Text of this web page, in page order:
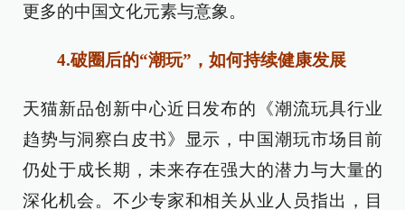
更多的中国文化元素与意象。
4.破圈后的“潮玩”，如何持续健康发展
天猫新品创新中心近日发布的《潮流玩具行业
趋势与洞察白皮书》显示，中国潮玩市场目前
仍处于成长期，未来存在强大的潜力与大量的
深化机会。不少专家和相关从业人员指出，目